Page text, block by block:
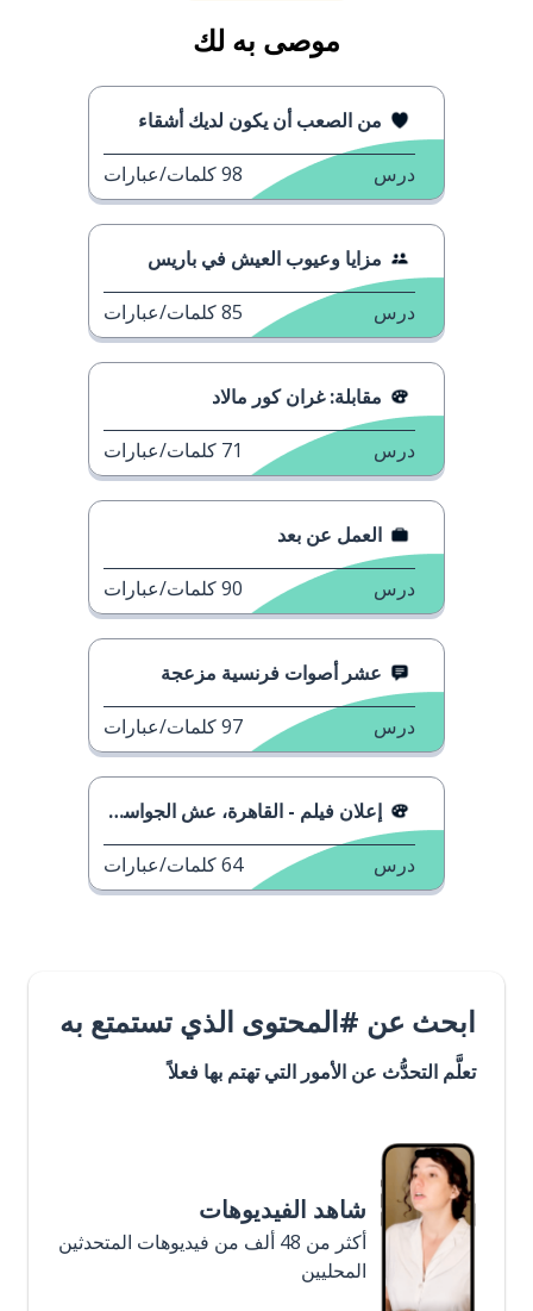
موصى به لك
من الصعب أن يكون لديك أشقاء
درس 98كلمات/عبارات
مزايا وعيوب العيش في باريس
درس 85كلمات/عبارات
مقابلة: غران كور مالاد
درس 71 كلمات/عبارات
العمل عن بعد
درس 90كلمات/عبارات
عشر أصوات فرنسية مزعجة
درس 97كلمات/عبارات
إعلان فيلم - القاهرة، عش الجواسيس
درس 64كلمات/عبارات
ابحث عن #المحتوى الذي تستمتع به
تعلَّم التحدُّث عن الأمور التي تهتم بها فعلاً
شاهد الفيديوهات
أكثر من 48 ألف من فيديوهات المتحدثين
المحليين